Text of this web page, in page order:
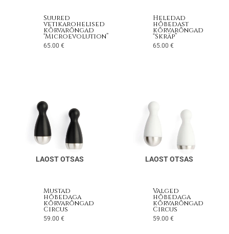
Suured
vetikarohelised
kõrvarõngad
“Microevolution”
65.00 €
Heledad
hõbedast
kõrvarõngad
“Skräp”
65.00 €
LAOST OTSAS
Mustad
hõbedaga
kõrvarõngad
Circus
59.00 €
LAOST OTSAS
Valged
hõbedaga
kõrvarõngad
Circus
59.00 €